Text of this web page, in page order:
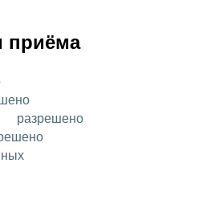
приёма
разрешено